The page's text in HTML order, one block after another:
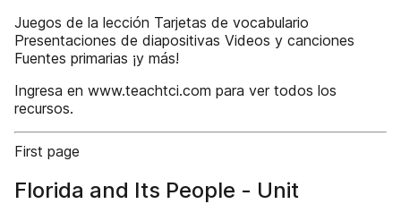
Juegos de la lección Tarjetas de vocabulario
Presentaciones de diapositivas Videos y canciones
Fuentes primarias ¡y más!
Ingresa en www.teachtci.com para ver todos los
recursos.
First page
Florida and Its People - Unit